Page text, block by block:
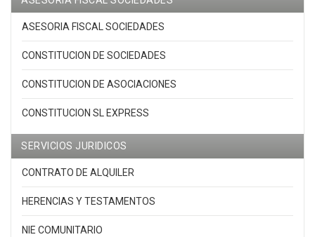
ASESORIA FISCAL SOCIEDADES
CONSTITUCION DE SOCIEDADES
CONSTITUCION DE ASOCIACIONES
CONSTITUCION SL EXPRESS
SERVICIOS JURIDICOS
CONTRATO DE ALQUILER
HERENCIAS Y TESTAMENTOS
NIE COMUNITARIO